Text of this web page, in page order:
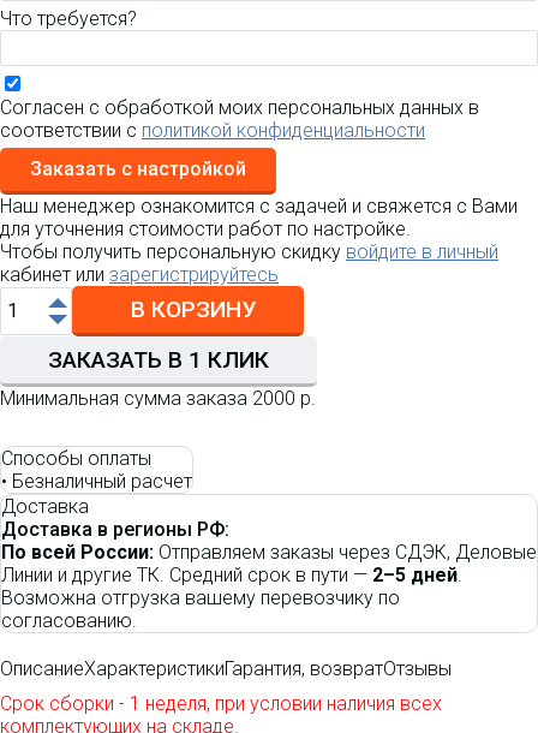
Что требуется?
Согласен с обработкой моих персональных данных в
соответствии с политикой конфиденциальности
Заказать с настройкой
Наш менеджер ознакомится с задачей и свяжется с Вами
для уточнения стоимости работ по настройке.
Чтобы получить персональную скидку войдите в личный
кабинет или зарегистрируйтесь
В КОРЗИНУ
ЗАКАЗАТЬ В 1 КЛИК
Минимальная сумма заказа 2000 р.
Способы оплаты
• Безналичный расчет
Доставка
Доставка в регионы РФ:
По всей России: Отправляем заказы через СДЭК, Деловые
Линии и другие ТК. Средний срок в пути — 2–5 дней.
Возможна отгрузка вашему перевозчику по
согласованию.
ОписаниеХарактеристикиГарантия, возвратОтзывы
Срок сборки - 1 неделя, при условии наличия всех
комплектующих на складе.